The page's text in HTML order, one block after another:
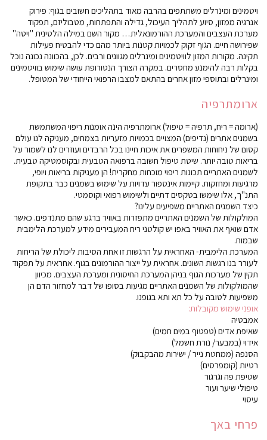
ויטמינים ומינרלים משתתפים בהרבה מאוד בתהליכים חשובים בגוף: פירוק
אנרגיה ממזון, סיוע לתהליך העיכול, גדילה והתפתחות, מטבוליזם, תפקוד
מערכת העצבים והמערכת ההורמונאלית… מקור השם במילה הלטינית "ויטה"
שפירושה חיים. הגוף זקוק לכמויות קטנות ביותר מהם כדי להבטיח פעילות
תקינה. מקורות המזון לוויטמינים ומינרלים מגוונים ורבים. לכן, בהכוונה נכונה נוכל
בקלות רבה להימנע מחסרים. במקרה הצורך הנטורופת עושה שימוש בוויטמינים
ומינרלים ובתוספי מזון אחרים בהתאם למצבו הרפואי הייחודי של המטופל.
ארומתרפיה
(ארומה = ריח, תרפיה = טיפול) ארומתרפיה הינה אומנות ריפוי המשתמשת
בשמנים אתרים (נדיפים) המצויים בכמויות מזעריות בצמחים, מעניקה לנו עולם
קסום של ניחוחות המשפרים את איכות חיינו בכל הרבדים ועוזרים לנו לשמור על
בריאות טובה יותר. שיטת טיפול חשובה ברפואה הטבעית ובקוסמטיקה טבעית.
לשמנים האתריים תכונות ריפוי מוכחות מחקרית! הן מעניקות בריאות ויופי,
מרגיעות ומחזקות. קיימות אינספור עדויות על שימוש בשמנים כבר בתקופת
התנ"ך, אלו שימשו בטקסים דתיים ולשימוש רפואי וקוסמטי.
כיצד השמנים האתריים משפיעים עלינו?
המולקולות של השמנים האתריים מתפזרות באוויר ברגע שהם מתנדפים. כאשר
אדם שואף את האוויר באפו יש קולטני ריח המעבירים מידע למערכת הלימבית
שבמוח.
המערכת הלימבית- האחראית על הרגשות זו אחת הסיבות ליכולת של הריחות
לעורר בנו רגשות השונים. אחראית על ייצור ההורמונים בגוף. אחראית על תפקוד
תקין של מערכות הגוף בניהן המערכת החיסונית ומערכת העצבים. מכיוון
שהמולקולות של השמנים האתריים מגיעות בסופו של דבר למחזור הדם הן
משפיעות לטובה על כל תא ותא בגופנו.
אופני שימוש מקובלות:
אמבטיה
שאיפת אדים (טפטוף במים חמים)
אידוי (במבער/ נורת חשמל)
הסנפה (ממחטת נייר / ישירות מהבקבוק)
רטיות (קומפרסים)
שטיפת פה וגרגור
טיפולי שיער ועור
עיסוי
פרחי באך